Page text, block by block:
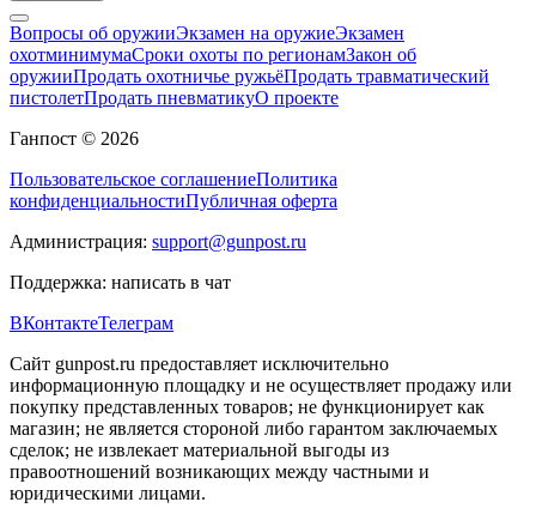
Вопросы об оружииЭкзамен на оружиеЭкзамен
охотминимумаСроки охоты по регионамЗакон об
оружииПродать охотничье ружьёПродать травматический
пистолетПродать пневматикуО проекте
Ганпост © 2026
Пользовательское соглашениеПолитика
конфиденциальностиПубличная оферта
Администрация: support@gunpost.ru
Поддержка: написать в чат
ВКонтактеТелеграм
Сайт gunpost.ru предоставляет исключительно
информационную площадку и не осуществляет продажу или
покупку представленных товаров; не функционирует как
магазин; не является стороной либо гарантом заключаемых
сделок; не извлекает материальной выгоды из
правоотношений возникающих между частными и
юридическими лицами.